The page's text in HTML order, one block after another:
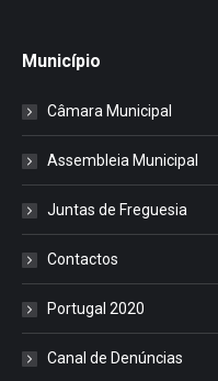
Município
Câmara Municipal
Assembleia Municipal
Juntas de Freguesia
Contactos
Portugal 2020
Canal de Denúncias